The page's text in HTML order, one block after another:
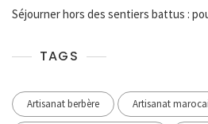
Séjourner hors des sentiers battus :
TAGS
Artisanat berbère Artisanat